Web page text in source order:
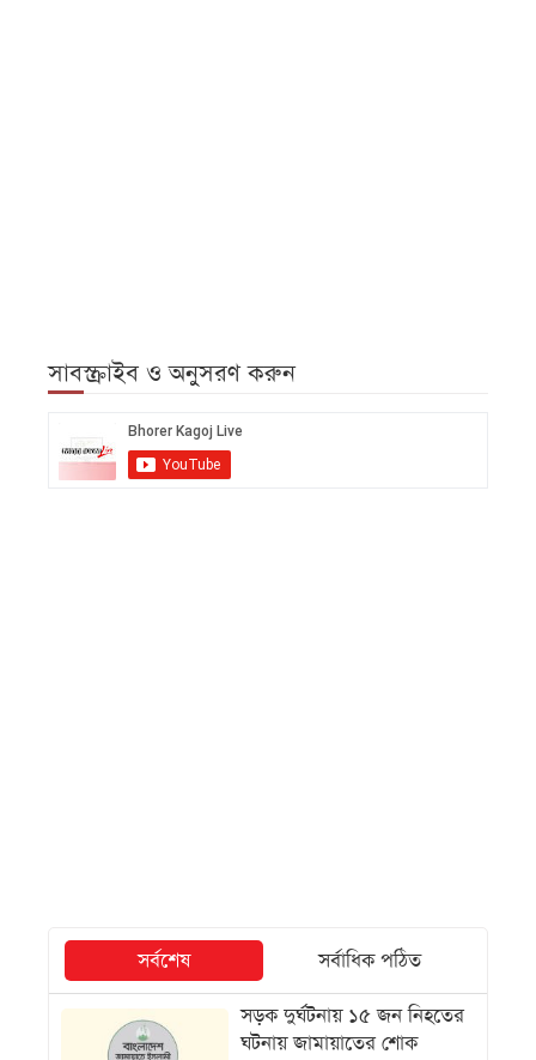
সাবস্ক্রাইব ও অনুসরণ করুন
সর্বশেষ
সর্বাধিক পঠিত
সড়ক দুর্ঘটনায় ১৫ জন নিহতের
ঘটনায় জামায়াতের শোক